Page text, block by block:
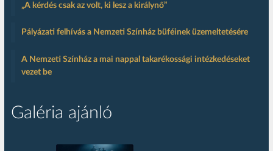
„A kérdés csak az volt, ki lesz a királynő”
Pályázati felhívás a Nemzeti Színház büféinek üzemeltetésére
A Nemzeti Színház a mai nappal takarékossági intézkedéseket
vezet be
Galéria ajánló